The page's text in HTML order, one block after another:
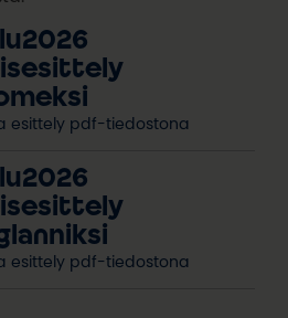
esittely pdf-tiedostona
esittely pdf-tiedostona